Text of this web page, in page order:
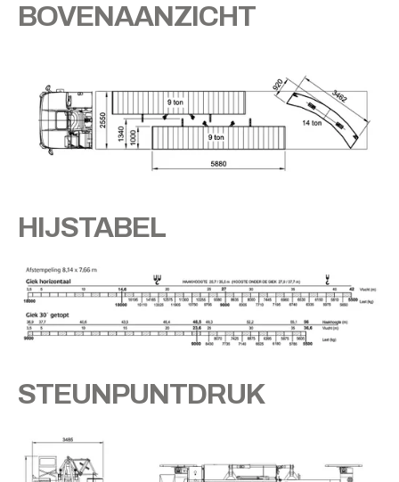
BOVENAANZICHT
HIJSTABEL
STEUNPUNTDRUK